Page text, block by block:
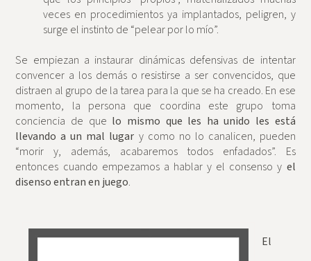
veces en procedimientos ya implantados, peligren, y
surge el instinto de “pelear por lo mío”.
Se empiezan a instaurar dinámicas defensivas de intentar
convencer a los demás o resistirse a ser convencidos, que
distraen al grupo de la tarea para la que se ha creado. En ese
momento, la persona que coordina este grupo toma
conciencia de que lo mismo que les ha unido les está
llevando a un mal lugar y como no lo canalicen, pueden
“morir y, además, acabaremos todos enfadados”. Es
entonces cuando empezamos a hablar y el consenso y el
disenso entran en juego.
El